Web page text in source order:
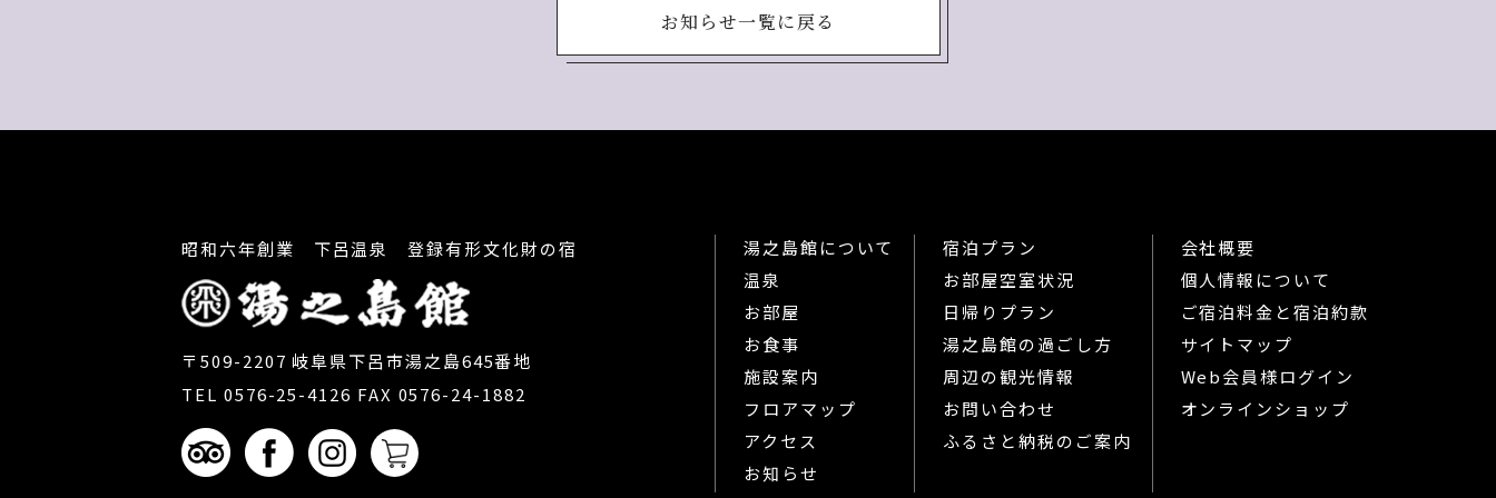
お知らせ一覧に戻る
昭和六年創業 下呂温泉 登録有形文化財の宿
〒509-2207 岐阜県下呂市湯之島645番地
TEL 0576-25-4126 FAX 0576-24-1882
湯之島館について
温泉
お部屋
お食事
施設案内
フロアマップ
アクセス
お知らせ
宿泊プラン
お部屋空室状況
日帰りプラン
湯之島館の過ごし方
周辺の観光情報
お問い合わせ
ふるさと納税のご案内
会社概要
個人情報について
ご宿泊料金と宿泊約款
サイトマップ
Web会員様ログイン
オンラインショップ